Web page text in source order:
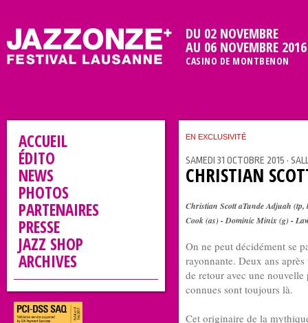
DU 02 NOVEMBRE
AU 06 NOVEMBRE 2016
CASINO DE MONTBENON
ACCUEIL
ÉDITO
NEWS
PHOTOS
PARTENAIRES
PRESSE
JAZZ SHOP
ARCHIVES
EN EXCLUSIVITÉ
SAMEDI 31 OCTOBRE 2015 •
CHRISTIAN
Christian Scott aTunde Adjuah
Cook (as) - Dominic Minix (g) -
On ne peut décidément se
rayonnante. Deux ans
de retour avec une
connues sont toujours là.
Cet originaire de la